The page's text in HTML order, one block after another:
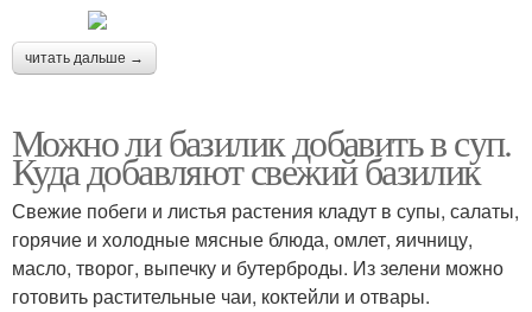
читать дальше →
Можно ли базилик добавить в суп.
Куда добавляют свежий базилик
Свежие побеги и листья растения кладут в супы, салаты,
горячие и холодные мясные блюда, омлет, яичницу,
масло, творог, выпечку и бутерброды. Из зелени можно
готовить растительные чаи, коктейли и отвары.